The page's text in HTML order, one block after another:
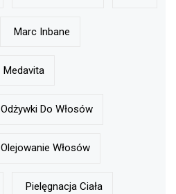
Marc Inbane
Medavita
Odżywki Do Włosów
Olejowanie Włosów
Pielęgnacja Ciała